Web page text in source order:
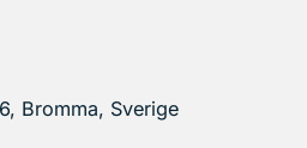
Bromma, Sverige